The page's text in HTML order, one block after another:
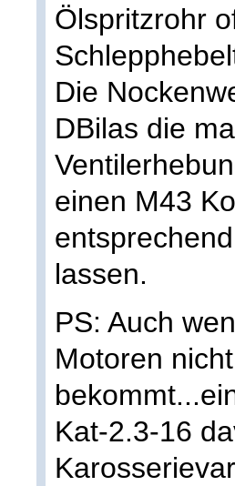
Ölspritzrohr
Die
DBilas die
einen M43
lassen.
PS: Auch
Motoren
Kat-2.3-16